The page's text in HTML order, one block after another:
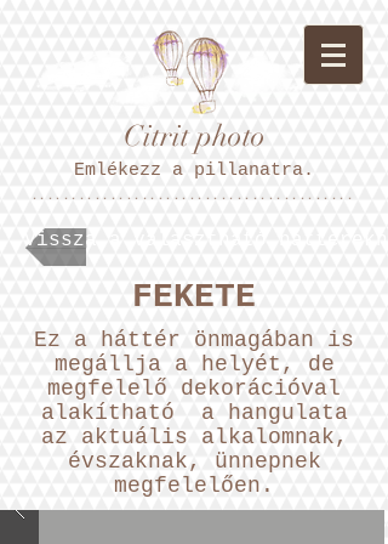
Citrit photo
Emlékezz a pillanatra.
*****************************************
Vissza a választható
FEKETE
Ez a háttér önmagában is
megállja a helyét, de
megfelelő dekorációval
alakítható a hangulata
az aktuális alkalomnak,
évszaknak, ünnepnek
megfelelően.